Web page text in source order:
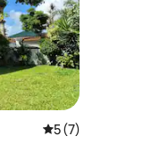
Classificação
5 (7)